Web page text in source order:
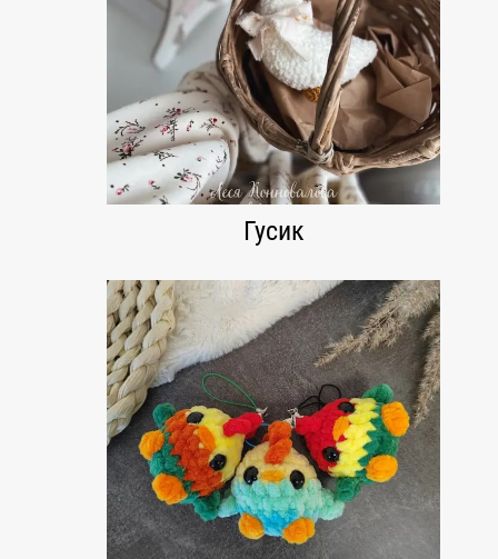
Гусик